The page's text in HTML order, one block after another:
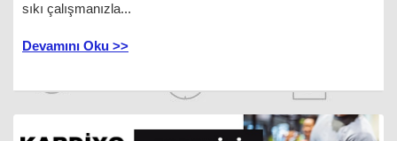
sıkı çalışmanızla...
Devamını Oku >>